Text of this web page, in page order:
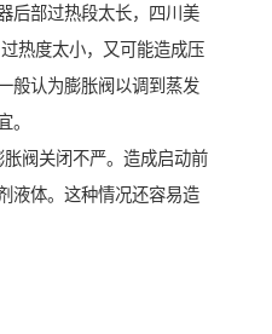
后部过热段太长，四川美
热度太小，又可能造成压
般认为膨胀阀以调到蒸发
。
阀关闭不严。造成启动前
液体。这种情况还容易造